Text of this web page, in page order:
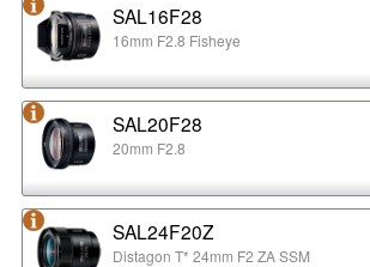
SAL16F28
16mm F2.8 Fisheye
SAL20F28
20mm F2.8
SAL24F20Z
Distagon T* 24mm F2 ZA SSM